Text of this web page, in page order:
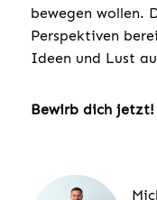
bewegen wollen.
Perspektiven
Ideen und Lust
Bewirb dich jetzt!